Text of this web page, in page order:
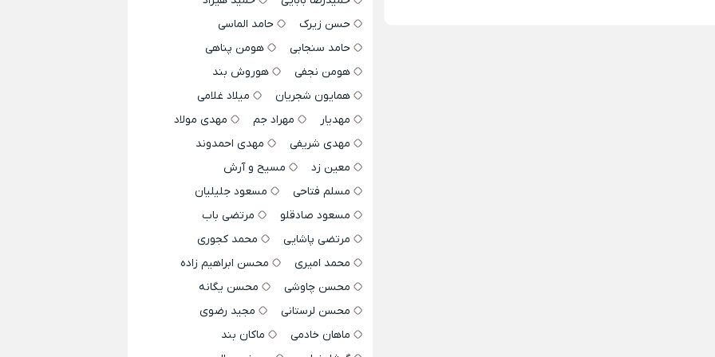
حسن زیرک
حامد الماسی
حامد سنجابی
هومن پناهی
هومن نجفی
هوروش بند
همایون شجریان
میلاد غلامی
مهدیار
مهراد جم
مهدی مولاد
مهدی شریفی
مهدی احمدوند
معین زد
مسیح و آرش
مسلم فتاحی
مسعود جلیلیان
مسعود صادقلو
مرتضی باب
مرتضی پاشایی
محمد کجوری
محمد امیری
محسن ابراهیم زاده
محسن چاوشی
محسن یگانه
محسن لرستانی
مجید رضوی
ماهان خادمی
ماکان بند